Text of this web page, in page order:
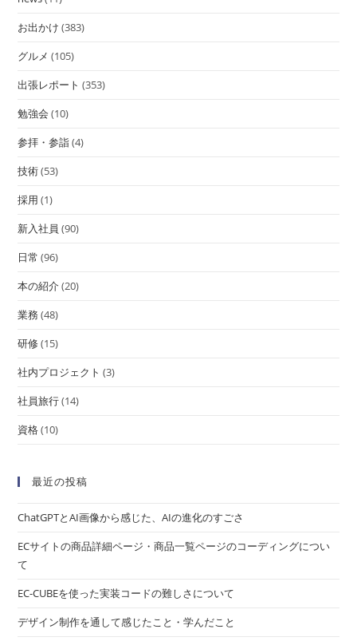
お出かけ (383)
グルメ (105)
出張レポート (353)
勉強会 (10)
参拝・参詣(4)
技術(53)
採用 (1)
新入社員 (90)
日常 (96)
本の紹介(20)
業務(48)
研修(15)
社内プロジェクト (3)
社員旅行(14)
資格(10)
最近の投稿
ChatGPTとAI画像から感じた、AIの進化のすごさ
ECサイトの商品詳細ページ・商品一覧ページのコーディングについ
て
EC-CUBEを使った実装コードの難しさについて
デザイン制作を通して感じたこと・学んだこと